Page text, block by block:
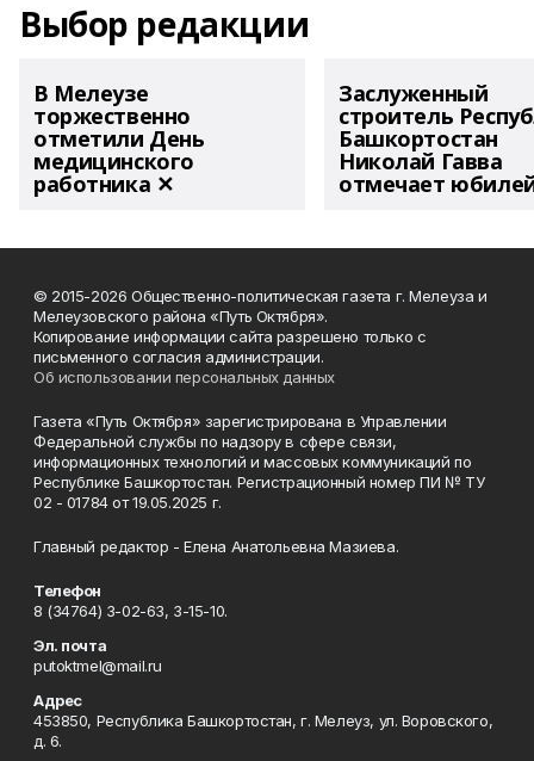
Выбор редакции
В Мелеузе
торжественно
отметили День
медицинского
работника ✕
Заслуженный
строитель
Башкортостан
Николай Гавва
отмечает
© 2015-2026 Общественно-политическая газета г. Мелеуза и
Мелеузовского района «Путь Октября».
Копирование информации сайта разрешено только с
письменного согласия администрации.
Об использовании персональных данных
Газета «Путь Октября» зарегистрирована в Управлении
Федеральной службы по надзору в сфере связи,
информационных технологий и массовых коммуникаций по
Республике Башкортостан. Регистрационный номер ПИ № ТУ
02 - 01784 от 19.05.2025 г.
Главный редактор - Елена Анатольевна Мазиева.
Телефон
8 (34764) 3-02-63, 3-15-10.
Эл. почта
putoktmel@mail.ru
Адрес
453850, Республика Башкортостан, г. Мелеуз, ул. Воровского,
д. 6.